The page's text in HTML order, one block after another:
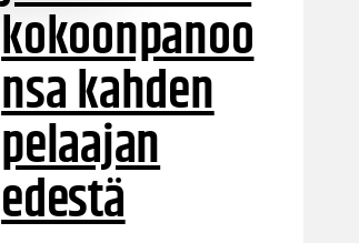
kokoonpanoo
nsa kahden
pelaajan
edestä